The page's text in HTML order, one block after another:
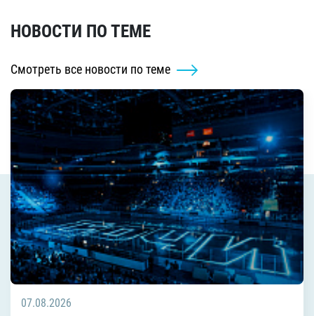
НОВОСТИ ПО ТЕМЕ
Смотреть все новости по теме
07.08.2026